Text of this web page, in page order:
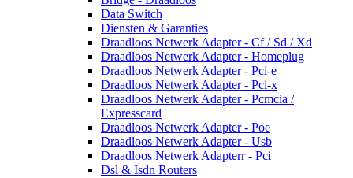
Data Switch
Diensten & Garanties
Draadloos Netwerk Adapter - Cf / Sd / Xd
Draadloos Netwerk Adapter - Homeplug
Draadloos Netwerk Adapter - Pci-e
Draadloos Netwerk Adapter - Pci-x
Draadloos Netwerk Adapter - Pcmcia /
Expresscard
Draadloos Netwerk Adapter - Poe
Draadloos Netwerk Adapter - Usb
Draadloos Netwerk Adapterr - Pci
Dsl & Isdn Routers